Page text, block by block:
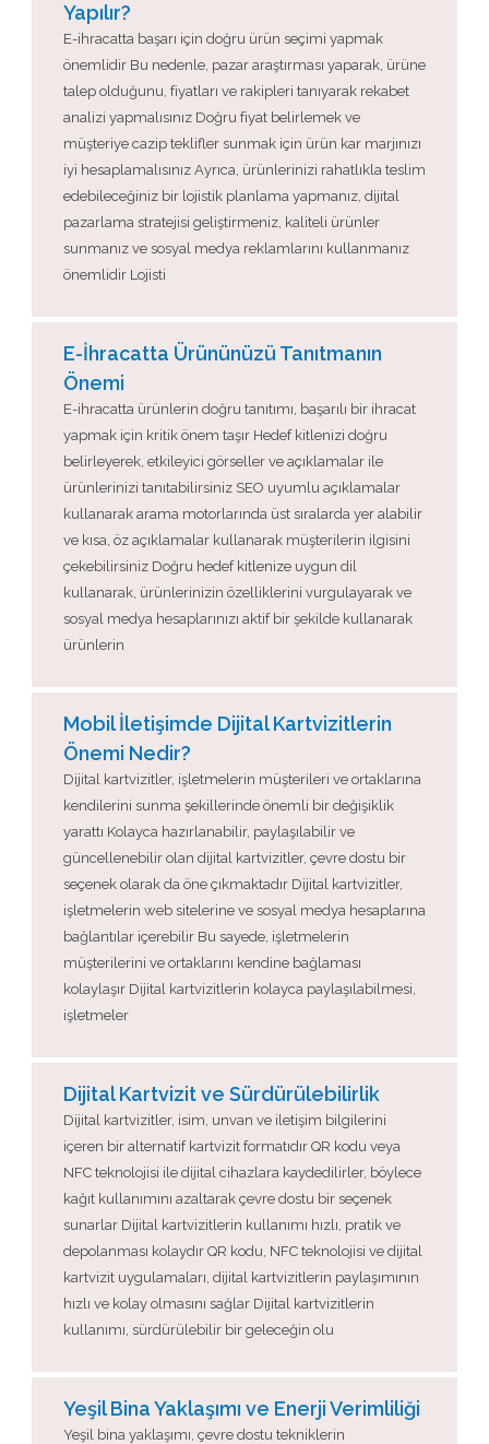
Yapılır?
E-ihracatta başarı için doğru ürün seçimi yapmak
önemlidir Bu nedenle, pazar araştırması yaparak, ürüne
talep olduğunu, fiyatları ve rakipleri tanıyarak rekabet
analizi yapmalısınız Doğru fiyat belirlemek ve
müşteriye cazip teklifler sunmak için ürün kar marjınızı
iyi hesaplamalısınız Ayrıca, ürünlerinizi rahatlıkla teslim
edebileceğiniz bir lojistik planlama yapmanız, dijital
pazarlama stratejisi geliştirmeniz, kaliteli ürünler
sunmanız ve sosyal medya reklamlarını kullanmanız
önemlidir Lojisti
E-İhracatta Ürününüzü Tanıtmanın
Önemi
E-ihracatta ürünlerin doğru tanıtımı, başarılı bir ihracat
yapmak için kritik önem taşır Hedef kitlenizi doğru
belirleyerek, etkileyici görseller ve açıklamalar ile
ürünlerinizi tanıtabilirsiniz SEO uyumlu açıklamalar
kullanarak arama motorlarında üst sıralarda yer alabilir
ve kısa, öz açıklamalar kullanarak müşterilerin ilgisini
çekebilirsiniz Doğru hedef kitlenize uygun dil
kullanarak, ürünlerinizin özelliklerini vurgulayarak ve
sosyal medya hesaplarınızı aktif bir şekilde kullanarak
ürünlerin
Mobil İletişimde Dijital Kartvizitlerin
Önemi Nedir?
Dijital kartvizitler, işletmelerin müşterileri ve ortaklarına
kendilerini sunma şekillerinde önemli bir değişiklik
yarattı Kolayca hazırlanabilir, paylaşılabilir ve
güncellenebilir olan dijital kartvizitler, çevre dostu bir
seçenek olarak da öne çıkmaktadır Dijital kartvizitler,
işletmelerin web sitelerine ve sosyal medya hesaplarına
bağlantılar içerebilir Bu sayede, işletmelerin
müşterilerini ve ortaklarını kendine bağlaması
kolaylaşır Dijital kartvizitlerin kolayca paylaşılabilmesi,
işletmeler
Dijital Kartvizit ve Sürdürülebilirlik
Dijital kartvizitler, isim, unvan ve iletişim bilgilerini
içeren bir alternatif kartvizit formatıdır QR kodu veya
NFC teknolojisi ile dijital cihazlara kaydedilirler, böylece
kağıt kullanımını azaltarak çevre dostu bir seçenek
sunarlar Dijital kartvizitlerin kullanımı hızlı, pratik ve
depolanması kolaydır QR kodu, NFC teknolojisi ve dijital
kartvizit uygulamaları, dijital kartvizitlerin paylaşımının
hızlı ve kolay olmasını sağlar Dijital kartvizitlerin
kullanımı, sürdürülebilir bir geleceğin olu
Yeşil Bina Yaklaşımı ve Enerji Verimliliği
Yeşil bina yaklaşımı, çevre dostu tekniklerin